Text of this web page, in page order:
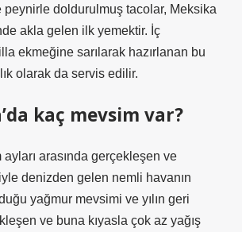
peynirle doldurulmuş tacolar, Meksika
akla gelen ilk yemektir. İç
ekmeğine sarılarak hazırlanan bu
olarak da servis edilir.
kaç mevsim var?
arasında gerçekleşen ve
denizden gelen nemli havanın
yağmur mevsimi ve yılın geri
ve buna kıyasla çok az yağış